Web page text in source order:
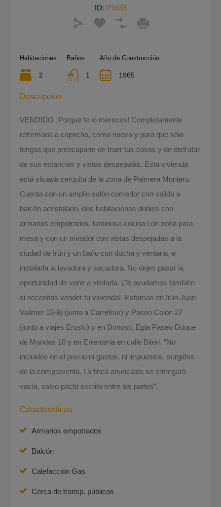
ID: P1633
Habitaciones
2
Baños
1
Año de Construcción
1965
Descripción
VENDIDO ¡Porque te lo mereces! Completamente
reformada a capricho, como nueva y para que sólo
tengas que preocuparte de traer tus cosas y de disfrutar
de sus estancias y vistas despejadas. Esta vivienda
está situada cerquita de la zona de Palmera Montero.
Cuenta con un amplio salón comedor con salida a
balcón acristalado, dos habitaciones dobles con
armarios empotrados, luminosa cocina con zona para
mesa y con un mirador con vistas despejadas a la
ciudad de Irún y un baño con ducha y ventana, e
instalada la lavadora y secadora. No dejes pasar la
oportunidad de venir a visitarla. ¡Te ayudamos también
si necesitas vender tu vivienda! Estamos en Irún Juan
Vollmer 13-Bj (junto a Carrefour) y Paseo Colón 27
(junto a viajes Eroski) y en Donosti, Egia Paseo Duque
de Mandas 10 y en Errenteria en calle Biteri. “No
incluidos en el precio ni gastos, ni impuestos, surgidos
de la compraventa. La finca anunciada se entregará
vacía, salvo pacto escrito entre las partes”.
Características
Armarios empotrados
Balcón
Calefacción Gas
Cerca de transp. públicos